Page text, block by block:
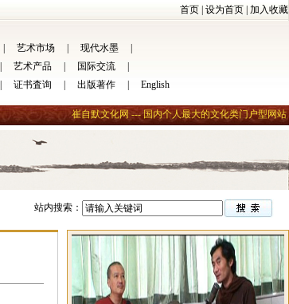
首页 设为首页 加入收藏
艺术市场 现代水墨
艺术产品 国际交流
证书査询 出版著作 English
崔自默文化网 --- 国内个人最大的文化类门户型网站
站内搜索：